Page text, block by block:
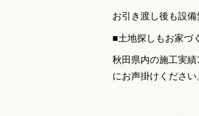
お引き渡し後も設
■土地探しもお家づ
秋田県内の施工実
にお声掛けください